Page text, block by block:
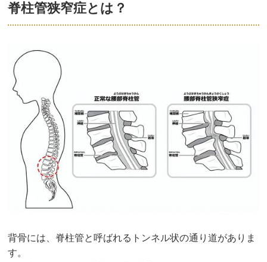
脊柱管狭窄症とは？
背骨には、脊柱管と呼ばれるトンネル状の通り道がありま
す。